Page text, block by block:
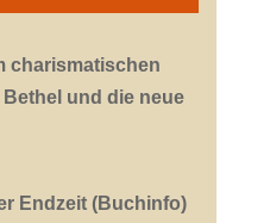
charismatischen
und die neue
Endzeit (Buchinfo)